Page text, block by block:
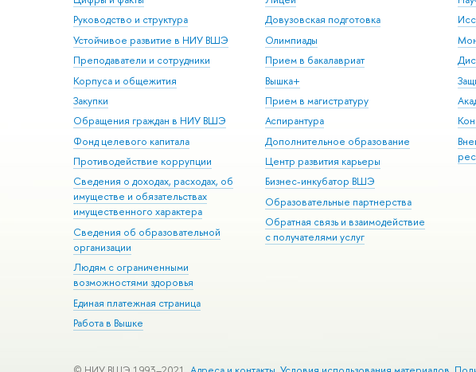
Руководство и структура
Устойчивое развитие в НИУ ВШЭ
Преподаватели и сотрудники
Корпуса и общежития
Закупки
Обращения граждан в НИУ ВШЭ
Фонд целевого капитала
Противодействие коррупции
Сведения о доходах, расходах, об
имуществе и обязательствах
имущественного характера
Сведения об образовательной
организации
Людям с ограниченными
возможностями здоровья
Единая платежная страница
Работа в Вышке
Довузовская подготовка
Олимпиады
Прием в бакалавриат
Вышка+
Прием в магистратуру
Аспирантура
Дополнительное образование
Центр развития карьеры
Бизнес-инкубатор ВШЭ
Образовательные партнерства
Обратная связь и взаимодействие
с получателями услуг